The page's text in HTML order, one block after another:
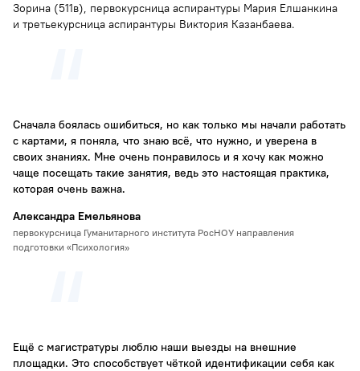
Зорина (511в), первокурсница аспирантуры Мария Елшанкина
и третьекурсница аспирантуры Виктория Казанбаева.
Сначала боялась ошибиться, но как только мы начали работать
с картами, я поняла, что знаю всё, что нужно, и уверена в
своих знаниях. Мне очень понравилось и я хочу как можно
чаще посещать такие занятия, ведь это настоящая практика,
которая очень важна.
Александра Емельянова
первокурсница Гуманитарного института РосНОУ направления
подготовки «Психология»
Ещё с магистратуры люблю наши выезды на внешние
площадки. Это способствует чёткой идентификации себя как